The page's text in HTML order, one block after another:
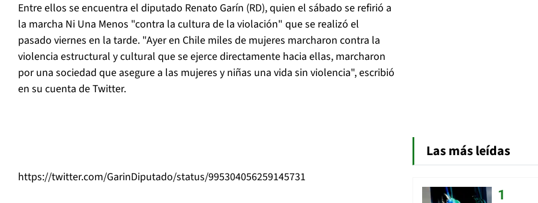
Entre ellos se encuentra el diputado Renato Garín (RD), quien el sábado se refirió a
la marcha Ni Una Menos "contra la cultura de la violación" que se realizó el
pasado viernes en la tarde. "Ayer en Chile miles de mujeres marcharon contra la
violencia estructural y cultural que se ejerce directamente hacia ellas, marcharon
por una sociedad que asegure a las mujeres y niñas una vida sin violencia", escribió
en su cuenta de Twitter.
https://twitter.com/GarinDiputado/status/995304056259145731
Las más leídas